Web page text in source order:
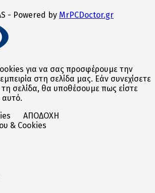
- Powered by MrPCDoctor.gr
για να σας προσφέρουμε την
στη σελίδα μας. Εάν συνεχίσετε
τη σελίδα, θα υποθέσουμε πως είστε
αυτό.
ΑΠΟΔΟΧΗ
& Cookies